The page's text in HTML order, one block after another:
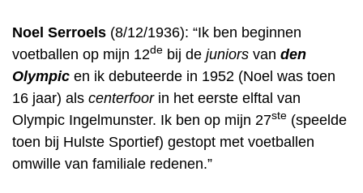
Noel Serroels (8/12/1936): “Ik ben beginnen
voetballen op mijn 12de bij de juniors van den
Olympic en ik debuteerde in 1952 (Noel was toen
16 jaar) als centerfoorin het eerste elftal van
Olympic Ingelmunster. Ik ben op mijn 27ste (speelde
toen bij Hulste Sportief) gestopt met voetballen
omwille van familiale redenen.”